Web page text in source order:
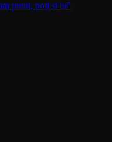
putut, poți și tu”